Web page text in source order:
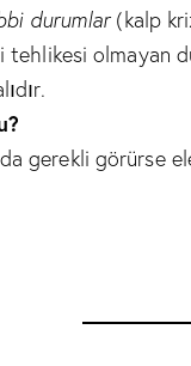
durumlar(kalp
olmayan
gerekli görürse